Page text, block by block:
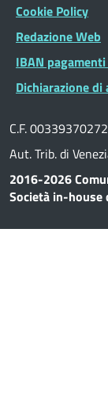
Cookie Policy
Redazione Web
IBAN
Dichiarazione
C.F. 00339370272
Aut. Trib. di
2016-2026
Società in-house